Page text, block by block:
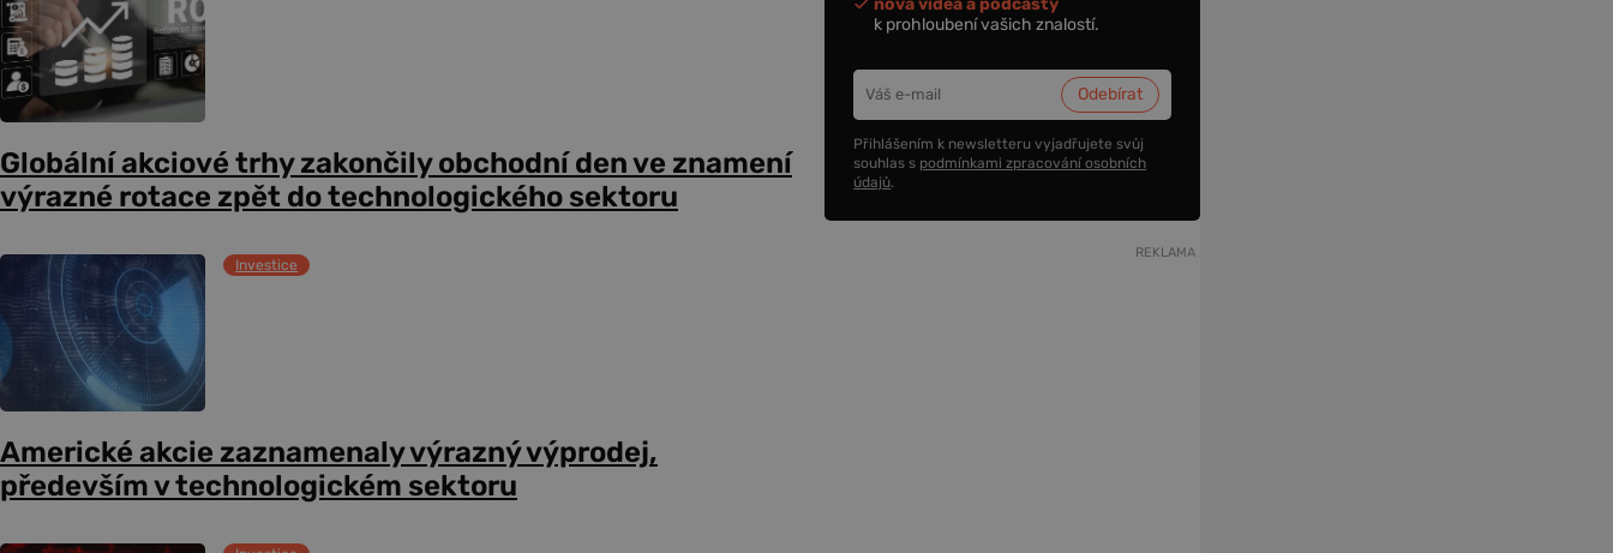
Globální akciové trhy zakončily obchodní den ve znamení
výrazné rotace zpět do technologického sektoru
Investice
Americké akcie zaznamenaly výrazný výprodej,
především v technologickém sektoru
k prohloubení vašich znalostí.
Přihlášením k newsletteru vyjadřujete svůj
souhlas s podmínkami zpracování osobních
údajů.
REKLAMA